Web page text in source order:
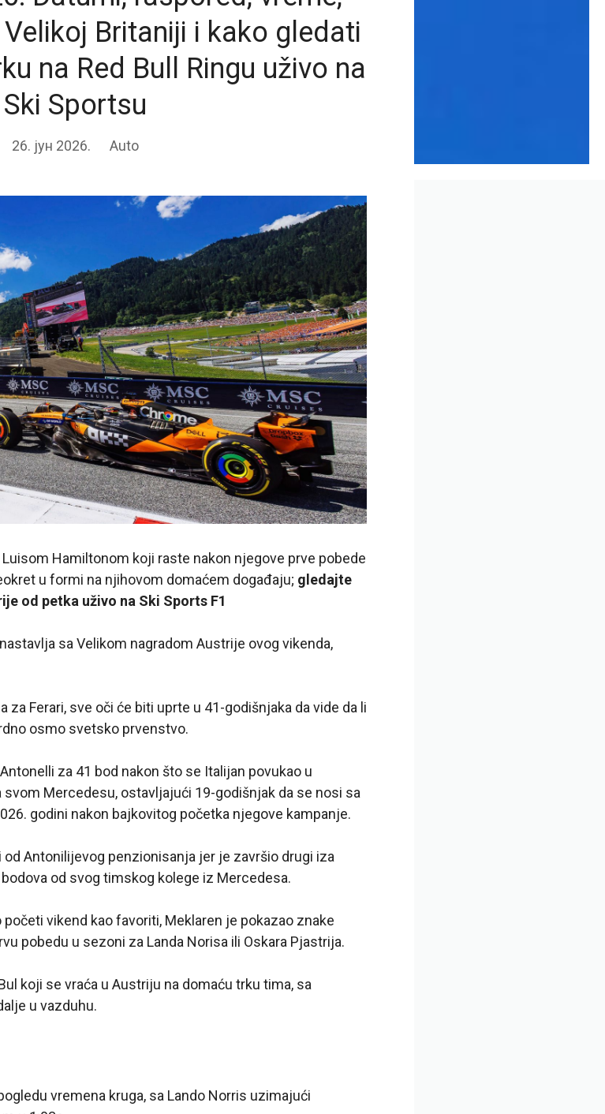
Britaniji i kako gledati
na Red Bull Ringu uživo na
Ski Sportsu
26. јун 2026. Auto
Hamiltonom koji raste nakon njegove prve pobede
u formi na njihovom domaćem događaju; gledajte
od petka uživo na Ski Sports F1
sa Velikom nagradom Austrije ovog vikenda,
za Ferari, sve oči će biti uprte u 41-godišnjaka da vide da li
osmo svetsko prvenstvo.
za 41 bod nakon što se Italijan povukao u
svom Mercedesu, ostavljajući 19-godišnjak da se nosi sa
godini nakon bajkovitog početka njegove kampanje.
Antonilijevog penzionisanja jer je završio drugi iza
od svog timskog kolege iz Mercedesa.
vikend kao favoriti, Meklaren je pokazao znake
pobedu u sezoni za Landa Norisa ili Oskara Pjastrija.
koji se vraća u Austriju na domaću trku tima, sa
u vazduhu.
vremena kruga, sa Lando Norris uzimajući